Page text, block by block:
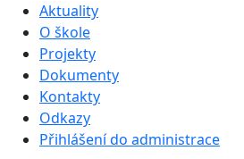
Aktuality
O škole
Projekty
Dokumenty
Kontakty
Odkazy
Přihlášení do administrace